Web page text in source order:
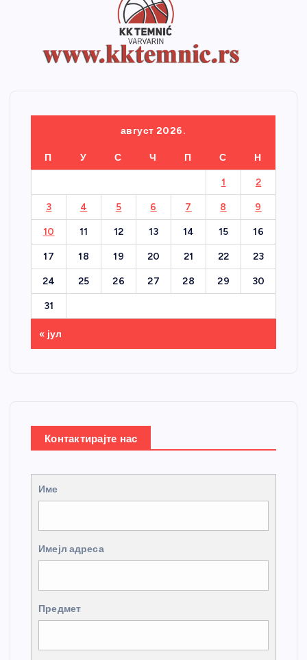
август 2026.
П У С Ч П С Н
1 2
3 4 5 6 7 8 9
10 11 12 13 14 15 16
17 18 19 20 21 22 23
24 25 26 27 28 29 30
31
« јул
Контактирајте нас
Име
Имејл адреса
Предмет